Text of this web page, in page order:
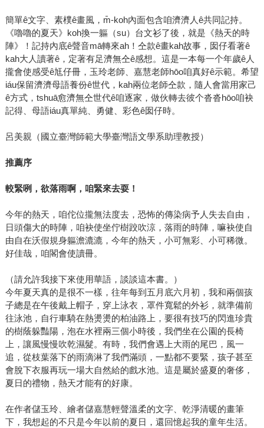
簡單ê文字、素樸ê畫風，m̄-koh內面包含咱濟濟人ê共同記持。
《嚕嚕的夏天》koh換一軀（su）台文衫了後，就是《熱天的時
陣》！記持內底ê聲音mā轉來ah！仝款ê畫kah故事，囡仔看著ê
kah大人讀著ê，定著有足濟無仝ê感想。這是一本每一个年歲ê人
攏會使感受ê尪仔冊，玉玲老師、嘉慧老師hōo咱真好ê示範。希望
iáu保留濟濟母語養份ê世代，kah兩位老師仝款，隨人會當用家己
ê方式，tshuā愈濟無仝世代ê咱逐家，做伙轉去彼个沓沓hōo咱袂
記得、母語iáu真單純、勇健、彩色ê囡仔時。
呂美親（國立臺灣師範大學臺灣語文學系助理教授）
推薦序
較緊咧，欲落雨啊，咱緊來去耍！
今年的熱天，咱佗位攏無法度去，恐怖的傳染病予人失去自由，
日頭傷大的時陣，咱袂使坐佇樹跤吹涼，落雨的時陣，嘛袂使自
由自在沃假規身軀澹漉漉，今年的熱天，小可無彩、小可稀微。
好佳哉，咱閣會使讀冊。
（請允許我接下來使用華語，談談這本書。）
今年夏天真的是很不一樣，往年每到五月底六月初，我和兩個孩
子總是在午後戴上帽子，穿上泳衣，罩件寬鬆的外衫，就準備前
往泳池，自行車騎在熱燙燙的柏油路上，要很有技巧的閃進珍貴
的樹蔭躲豔陽，泡在水裡兩三個小時後，我們坐在公園的長椅
上，讓風慢慢吹乾濕髮。有時，我們會遇上大雨的尾巴，風一
追，從枝葉落下的雨滴淋了我們滿頭，一點都不要緊，孩子甚至
會脫下衣服再玩一場大自然給的戲水池。這是屬於盛夏的奢侈，
夏日的禮物，熱天才能有的好康。
在作者儲玉玲、繪者儲嘉慧輕聲溫柔的文字、乾淨清暖的畫筆
下，我想起的不只是今年以前的夏日，還回憶起我的童年生活。